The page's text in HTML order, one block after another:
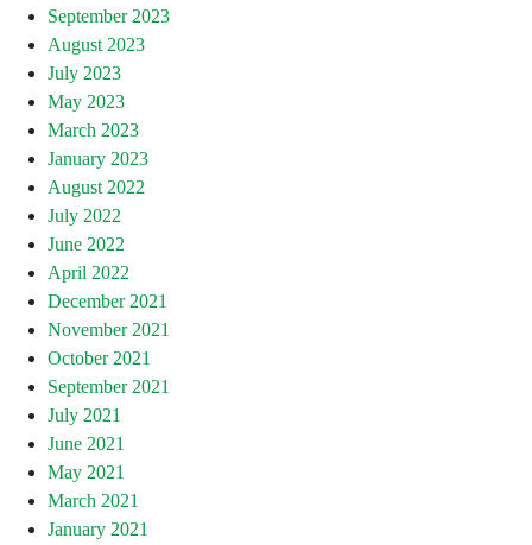
September 2023
August 2023
July 2023
May 2023
March 2023
January 2023
August 2022
July 2022
June 2022
April 2022
December 2021
November 2021
October 2021
September 2021
July 2021
June 2021
May 2021
March 2021
January 2021